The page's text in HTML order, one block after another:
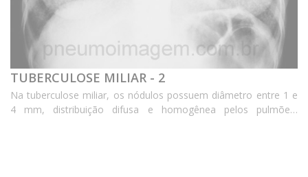
TUBERCULOSE MILIAR - 2
Na tuberculose miliar, os nódulos possuem diâmetro entre 1 e
4 mm, distribuição difusa e homogênea pelos pulmões,